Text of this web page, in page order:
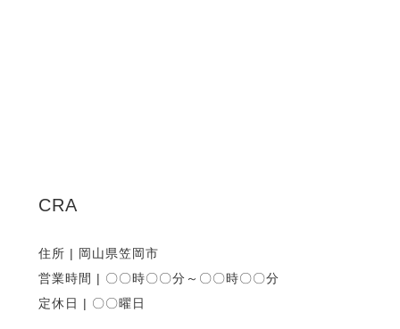
CRA
住所 | 岡山県笠岡市
営業時間 | 〇〇時〇〇分～〇〇時〇〇分
定休日 | 〇〇曜日